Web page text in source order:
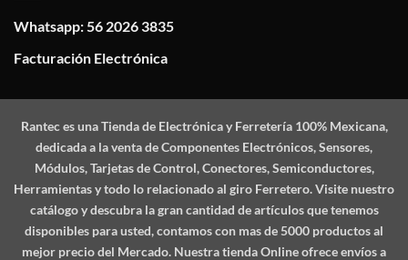
Whatsapp: 56 2026 3835
Facturación Electrónica
Ranteces una Tienda de Electrónica y Ferretería 100% Mexicana,
dedicada a la venta de Componentes Electrónicos, Sensores,
Módulos, Tarjetas de Control, Conectores, Semiconductores,
Herramientas y todo lo relacionado al giro Ferretero. Visite nuestro
catálogo y descubra la gran cantidad de artículos que tenemos
disponibles para usted, contamos con mas de 5000 productos al
mejor precio del Mercado. Nuestra tienda Online ofrece envíos a